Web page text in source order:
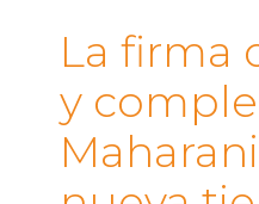
La firma
y